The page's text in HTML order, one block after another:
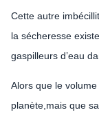
Cette autre
la sécheresse
gaspilleurs d’eau
Alors que le
planète,mais que